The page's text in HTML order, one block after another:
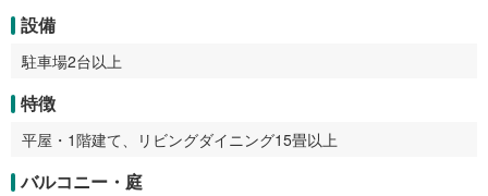
設備
駐車場2台以上
特徴
平屋・1階建て、リビングダイニング15畳以上
バルコニー・庭